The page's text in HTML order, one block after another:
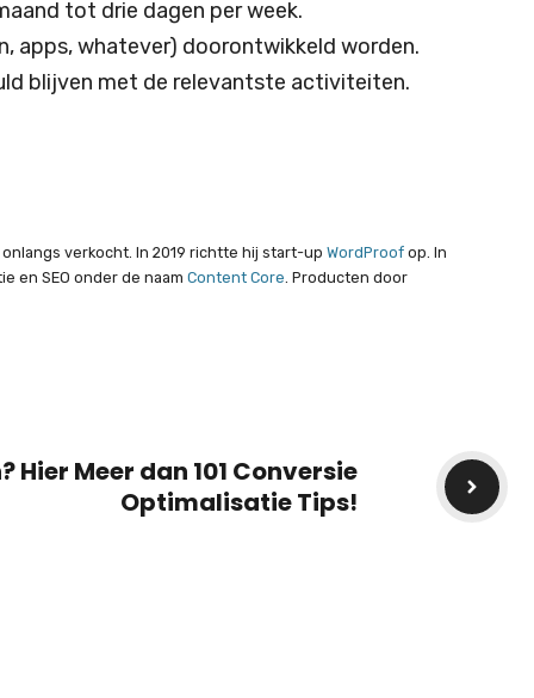
tot drie dagen per week.
apps, whatever) doorontwikkeld worden.
blijven met de relevantste activiteiten.
verkocht. In 2019 richtte hij start-up WordProof op. In
en SEO onder de naam Content Core. Producten door
Hier Meer dan 101 Conversie
Optimalisatie Tips!